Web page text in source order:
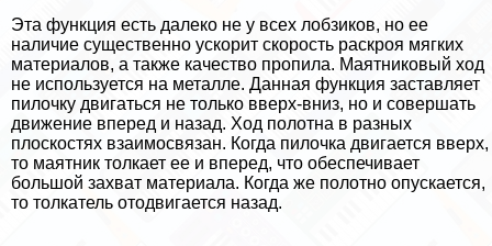
Эта функция есть далеко не у всех лобзиков, но ее
наличие существенно ускорит скорость раскроя мягких
материалов, а также качество пропила. Маятниковый ход
не используется на металле. Данная функция заставляет
пилочку двигаться не только вверх-вниз, но и совершать
движение вперед и назад. Ход полотна в разных
плоскостях взаимосвязан. Когда пилочка двигается вверх,
то маятник толкает ее и вперед, что обеспечивает
большой захват материала. Когда же полотно опускается,
то толкатель отодвигается назад.